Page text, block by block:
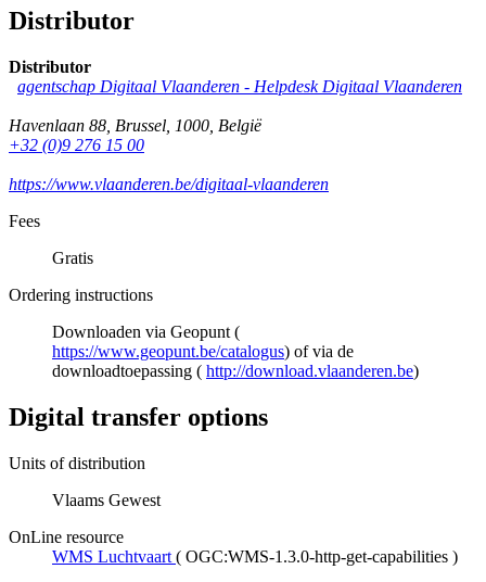
Distributor
Distributor
agentschap Digitaal Vlaanderen - Helpdesk Digitaal Vlaanderen
Havenlaan 88 Brussel 1000 België
+32 (0)9 276 15 00
https://www.vlaanderen.be/digitaal-vlaanderen
Fees
Gratis
Ordering instructions
Downloaden via Geopunt (
https://www.geopunt.be/catalogus) of via de
downloadtoepassing ( http://download.vlaanderen.be)
Digital transfer options
Units of distribution
Vlaams Gewest
OnLine resource
WMS Luchtvaart ( OGC:WMS-1.3.0-http-get-capabilities )